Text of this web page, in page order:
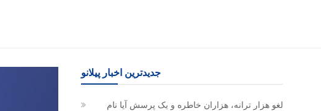
جدیدترین اخبار پیلانو
لغو هزار ترانه، هزاران خاطره و یک پرسش آیا نام